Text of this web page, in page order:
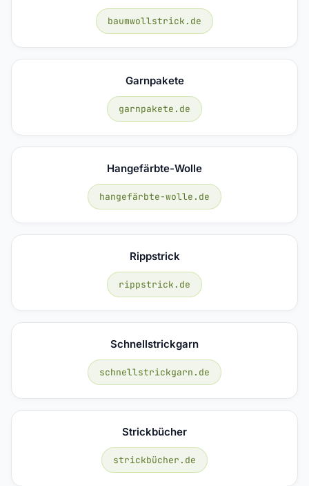
baumwollstrick.de
Garnpakete
garnpakete.de
Hangefärbte-Wolle
hangefärbte-wolle.de
Rippstrick
rippstrick.de
Schnellstrickgarn
schnellstrickgarn.de
Strickbücher
strickbücher.de